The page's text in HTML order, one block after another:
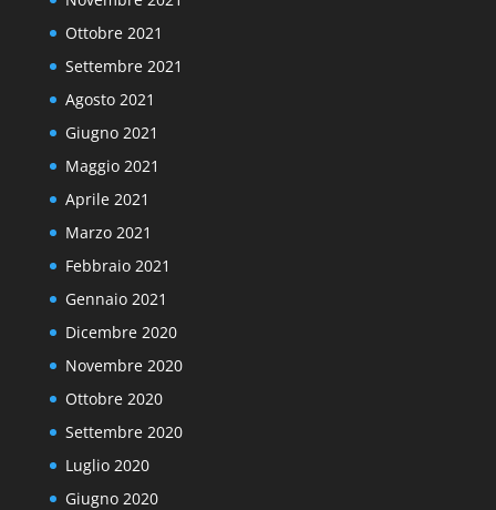
Ottobre 2021
Settembre 2021
Agosto 2021
Giugno 2021
Maggio 2021
Aprile 2021
Marzo 2021
Febbraio 2021
Gennaio 2021
Dicembre 2020
Novembre 2020
Ottobre 2020
Settembre 2020
Luglio 2020
Giugno 2020